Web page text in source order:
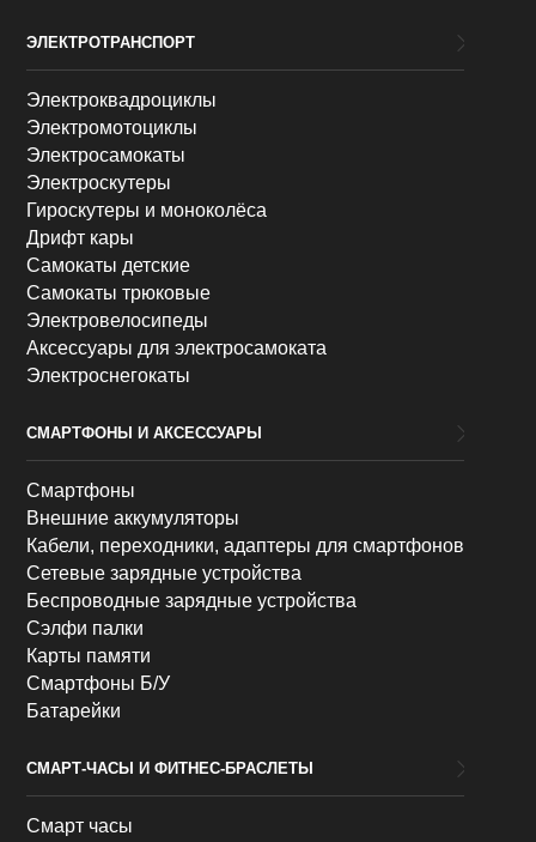
ЭЛЕКТРОТРАНСПОРТ
Электроквадроциклы
Электромотоциклы
Электросамокаты
Электроскутеры
Гироскутеры и моноколёса
Дрифт кары
Самокаты детские
Самокаты трюковые
Электровелосипеды
Аксессуары для электросамоката
Электроснегокаты
СМАРТФОНЫ И АКСЕССУАРЫ
Смартфоны
Внешние аккумуляторы
Кабели, переходники, адаптеры для смартфонов
Сетевые зарядные устройства
Беспроводные зарядные устройства
Сэлфи палки
Карты памяти
Смартфоны Б/У
Батарейки
СМАРТ-ЧАСЫ И ФИТНЕС-БРАСЛЕТЫ
Смарт часы